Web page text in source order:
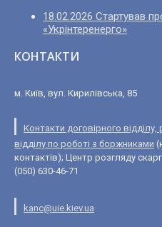
18.02.2026 Стартував
«Укрінтеренерго»
КОНТАКТИ
м. Київ, вул. Кирилівська, 85
Контакти договірного відділу,
відділу по роботі з боржниками
контактів); Центр розгляду
(050) 630-46-71
kanc@uie.kiev.ua